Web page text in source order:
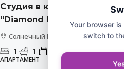
Студия в комплексе
“Diamond Bay”
Солнечный Берег
1 1 m² 3
АПАРТАМЕНТ
Your browser
switch to